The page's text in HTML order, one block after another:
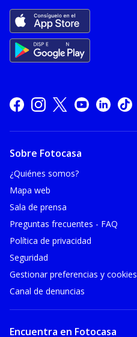
Sobre Fotocasa
¿Quiénes somos?
Mapa web
Sala de prensa
Preguntas frecuentes - FAQ
Política de privacidad
Seguridad
Gestionar preferencias y cookies
Canal de denuncias
Encuentra en Fotocasa